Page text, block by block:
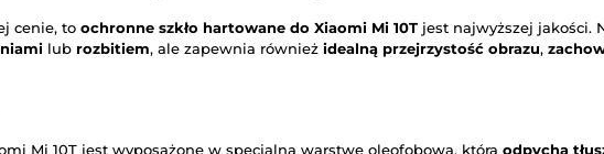
cenie, to ochronne szkło hartowane do Xiaomi Mi 10T jest najwyższej jakości.
lub rozbitiem, ale zapewnia również idealną przejrzystość obrazu,
Mi 10T jest wyposażone w specjalną warstwę oleofobową, która odpycha